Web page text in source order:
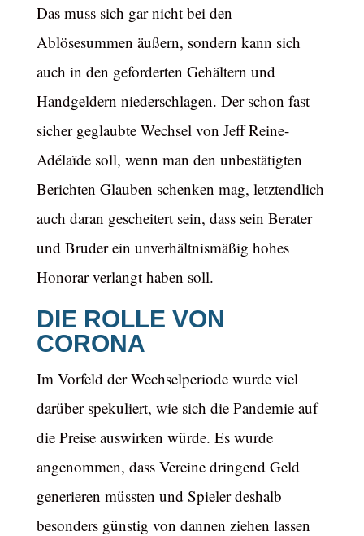
Das muss sich gar nicht bei den
Ablösesummen äußern, sondern kann sich
auch in den geforderten Gehältern und
Handgeldern niederschlagen. Der schon fast
sicher geglaubte Wechsel von Jeff Reine-
Adélaïde soll, wenn man den unbestätigten
Berichten Glauben schenken mag, letztendlich
auch daran gescheitert sein, dass sein Berater
und Bruder ein unverhältnismäßig hohes
Honorar verlangt haben soll.
DIE ROLLE VON
CORONA
Im Vorfeld der Wechselperiode wurde viel
darüber spekuliert, wie sich die Pandemie auf
die Preise auswirken würde. Es wurde
angenommen, dass Vereine dringend Geld
generieren müssten und Spieler deshalb
besonders günstig von dannen ziehen lassen